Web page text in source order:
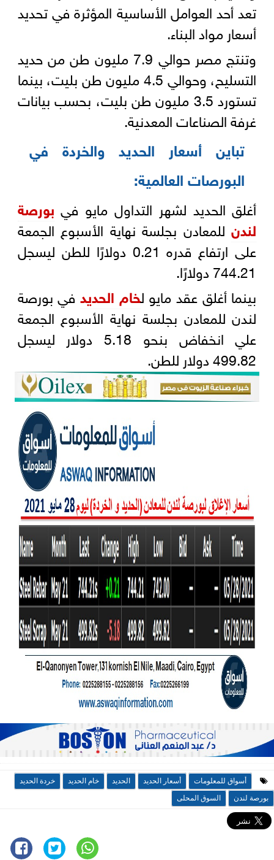
تعد أحد العوامل الأساسية المؤثرة في تحديد
أسعار مواد البناء.
وتنتج مصر حوالي 7.9 مليون طن من حديد
التسليح، وحوالي 4.5 مليون طن بليت، بينما
تستورد 3.5 مليون طن بليت، بحسب بيانات
غرفة الصناعات المعدنية.
تباين أسعار الحديد والخردة في
البورصات العالمية:
أغلق الحديد لشهر التداول مايو في بورصة
لندنللمعادن بجلسة نهاية الأسبوع الجمعة
على ارتفاع قدره 0.21 دولارًا للطن ليسجل
744.21 دولارًا.
بينما أغلق عقد مايو لخام الحديد في بورصة
لندن للمعادن بجلسة نهاية الأسبوع الجمعة
علي انخفاض بنحو 5.18 دولار ليسجل
499.82 دولار للطن.
أسواق للمعلومات أسعار الحديد الحديد خام الحديد
خردة الحديد
بورصة لندن
السوق المحلى